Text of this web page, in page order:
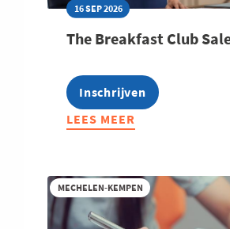
16 SEP 2026
The Breakfast Club
Inschrijven
LEES MEER
ABOUT
CLUB
SALES
MECHELEN-KEMPEN